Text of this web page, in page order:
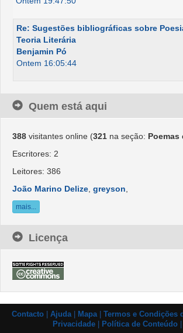
Re: Sugestões bibliográficas sobre
Teoria Literária
Benjamin Pó
Ontem 16:05:44
Quem está aqui
388 visitantes online (321 na seção: Poemas
Escritores: 2
Leitores: 386
João Marino Delize greyson
mais...
Licença
Contacto Ajuda| Mapa| Termos e Condições
Privacidade| Política de Conteúdo|